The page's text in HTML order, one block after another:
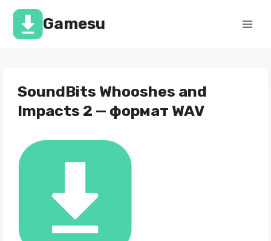
Перейти
содержимомуGamesu
SoundBits Whooshes and
Impacts 2 — формат WAV